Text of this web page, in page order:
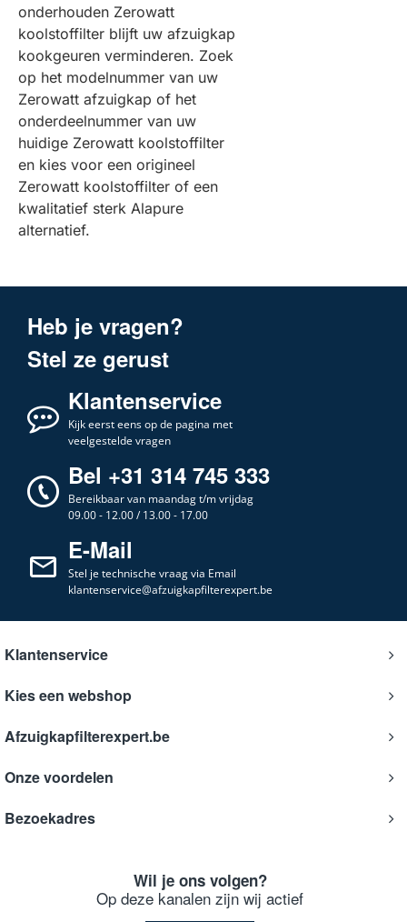
onderhouden Zerowatt
koolstoffilter blijft uw afzuigkap
kookgeuren verminderen. Zoek
op het modelnummer van uw
Zerowatt afzuigkap of het
onderdeelnummer van uw
huidige Zerowatt koolstoffilter
en kies voor een origineel
Zerowatt koolstoffilter of een
kwalitatief sterk Alapure
alternatief.
Heb je vragen?
Stel ze gerust
Klantenservice
Kijk eerst eens op de pagina met
veelgestelde vragen
Bel +31 314 745 333
Bereikbaar van maandag t/m vrijdag
09.00 - 12.00 / 13.00 - 17.00
E-Mail
Stel je technische vraag via Email
klantenservice@afzuigkapfilterexpert.be
Klantenservice
Kies een webshop
Afzuigkapfilterexpert.be
Onze voordelen
Bezoekadres
Wil je ons volgen?
Op deze kanalen zijn wij actief